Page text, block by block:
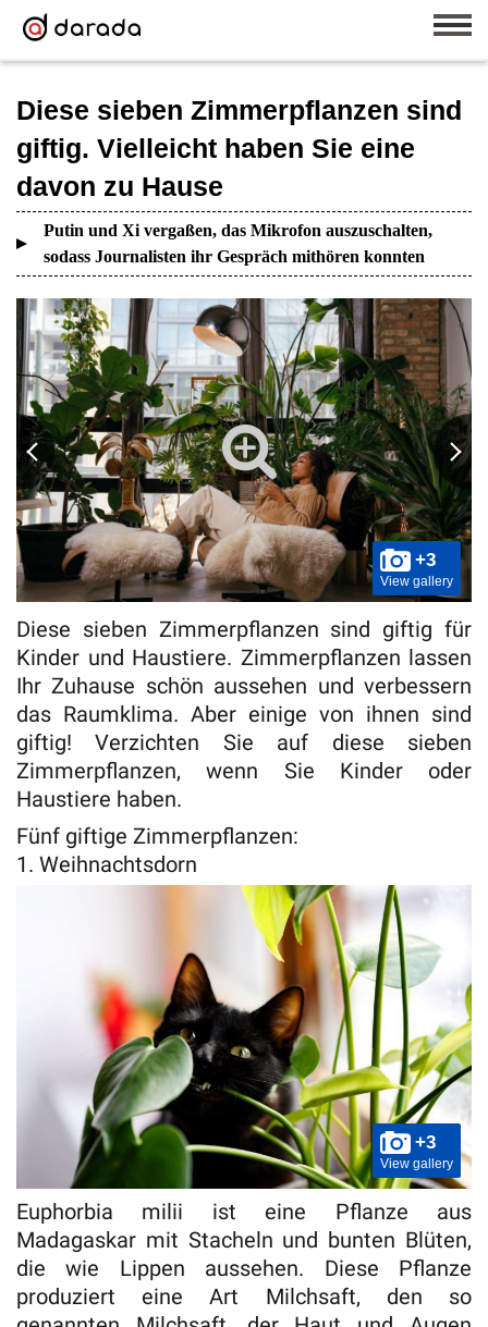
Diese sieben Zimmerpflanzen sind
giftig. Vielleicht haben Sie eine
davon zu Hause
Putin und Xi vergaßen, das Mikrofon auszuschalten,
sodass Journalisten ihr Gespräch mithören konnten
+3
View gallery
Diese sieben Zimmerpflanzen sind giftig für
Kinder und Haustiere. Zimmerpflanzen lassen
Ihr Zuhause schön aussehen und verbessern
das Raumklima. Aber einige von ihnen sind
giftig! Verzichten Sie auf diese sieben
Zimmerpflanzen, wenn Sie Kinder oder
Haustiere haben.
Fünf giftige Zimmerpflanzen:
1. Weihnachtsdorn
+3
View gallery
Euphorbia milii ist eine Pflanze aus
Madagaskar mit Stacheln und bunten Blüten,
die wie Lippen aussehen. Diese Pflanze
produziert eine Art Milchsaft, den so